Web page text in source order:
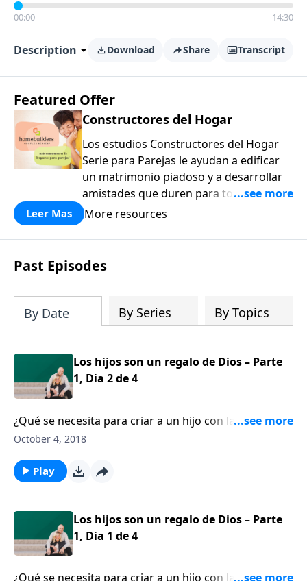
00:00 14:30
Description Download Share Transcript
Featured Offer
Constructores del Hogar
Los estudios Constructores del Hogar
Serie para Parejas le ayudan a edificar
un matrimonio piadoso y a desarrollar
amistades que duren para toda la vida.
¡Únase a uno de los estudios de grupos
a casa los principios de la Palabra de
Dios para compartirlos con su familia,
su iglesia y su comunidad!
Leer Mas More resources
Past Episodes
By Date By Series By Topics
Los hijos son un regalo de Dios – Parte
1, Dia 2 de 4
¿Qué se necesita para criar a un hijo con la fe de
Daniel o de Ester? David Jeremiah habla sobre cómo
October 4, 2018
Play
Los hijos son un regalo de Dios – Parte
1, Dia 1 de 4
¿Qué se necesita para criar a un hijo con la fe de